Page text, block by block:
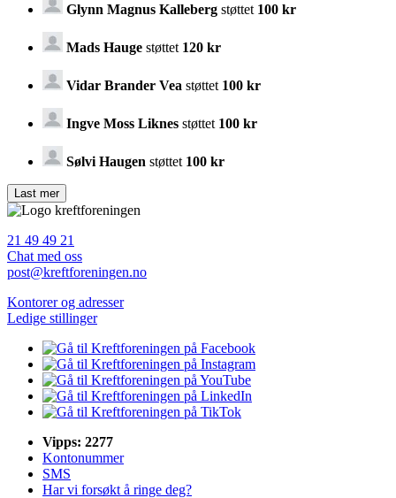
Glynn Magnus Kalleberg støttet 100 kr
Mads Hauge støttet 120 kr
Vidar Brander Vea støttet 100 kr
Ingve Moss Liknes støttet 100 kr
Sølvi Haugen støttet 100 kr
21 49 49 21
Chat med oss
post@kreftforeningen.no
Kontorer og adresser
Ledige stillinger
Vipps: 2277
Kontonummer
SMS
Har vi forsøkt å ringe deg?